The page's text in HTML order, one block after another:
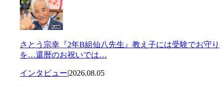
さとう宗幸『2年B組仙八先生』教え子には受験でお守り
を…還暦のお祝いでは…
インタビュー|2026.08.05